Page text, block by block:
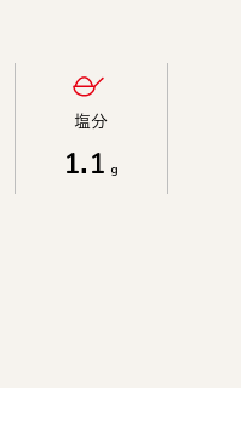
塩分​
1.1 g